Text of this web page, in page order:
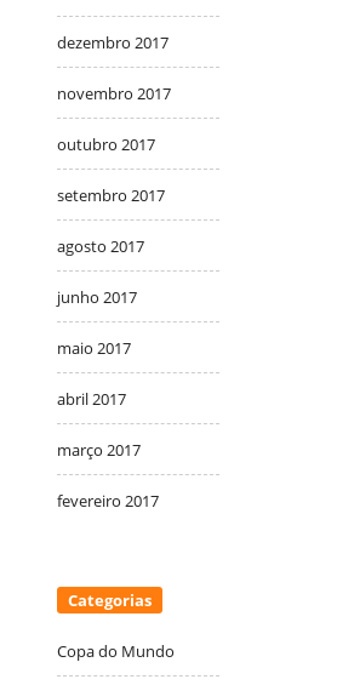
dezembro 2017
novembro 2017
outubro 2017
setembro 2017
agosto 2017
junho 2017
maio 2017
abril 2017
março 2017
fevereiro 2017
Categorias
Copa do Mundo